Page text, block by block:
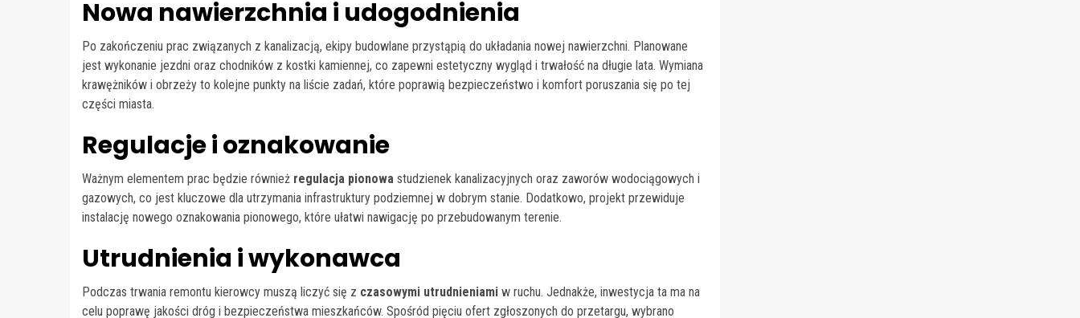
Nowa nawierzchnia i udogodnienia
Po zakończeniu prac związanych z kanalizacją, ekipy budowlane przystąpią do układania nowej nawierzchni. Planowane
jest wykonanie jezdni oraz chodników z kostki kamiennej, co zapewni estetyczny wygląd i trwałość na długie lata. Wymiana
krawężników i obrzeży to kolejne punkty na liście zadań, które poprawią bezpieczeństwo i komfort poruszania się po tej
części miasta.
Regulacje i oznakowanie
Ważnym elementem prac będzie również regulacja pionowa studzienek kanalizacyjnych oraz zaworów wodociągowych i
gazowych, co jest kluczowe dla utrzymania infrastruktury podziemnej w dobrym stanie. Dodatkowo, projekt przewiduje
instalację nowego oznakowania pionowego, które ułatwi nawigację po przebudowanym terenie.
Utrudnienia i wykonawca
Podczas trwania remontu kierowcy muszą liczyć się z czasowymi utrudnieniami w ruchu. Jednakże, inwestycja ta ma na
celu poprawę jakości dróg i bezpieczeństwa mieszkańców. Spośród pięciu ofert zgłoszonych do przetargu, wybrano